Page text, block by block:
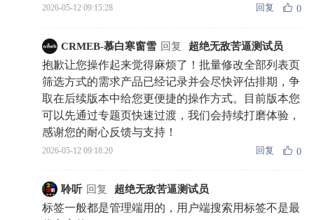
2026-05-12 09:15:28 回复 0
CRMEB-慕白寒窗雪 回复 超绝无敌苦逼测试员
抱歉让您操作起来觉得麻烦了！批量修改全部列表页
筛选方式的需求产品已经记录并会尽快评估排期，争
取在后续版本中给您更便捷的操作方式。目前版本您
可以先通过专题页快速过渡，我们会持续打磨体验，
感谢您的耐心反馈与支持！
2026-05-12 09:18:20 回复 0
聆听 回复 超绝无敌苦逼测试员
标签一般都是管理端用的，用户端搜索用标签不是最